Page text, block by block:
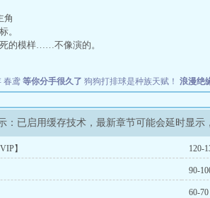
角
。
的模样……不像演的。
春鸢 等你分手很久了 狗狗打排球是种族天赋！ 浪漫绝
示：已启用缓存技术，最新章节可能会延时显示
】 120-
90-
60-70